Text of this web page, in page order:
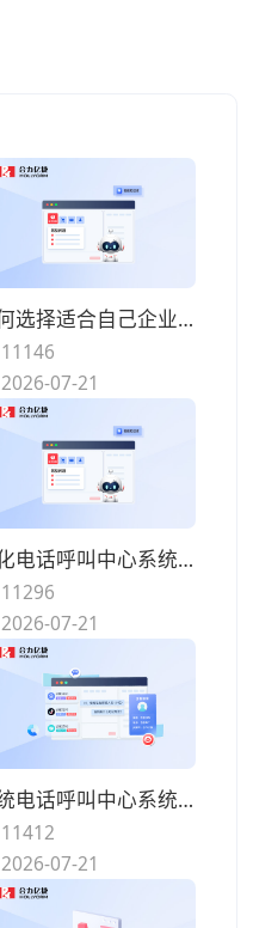
如何选择适合自己企业的电话呼叫中心系统？功能匹配与扩展性的权衡
11146
2026-07-21
云化电话呼叫中心系统有哪些优势？告别硬件束缚的灵活部署模式
11296
2026-07-21
传统电话呼叫中心系统面临哪些挑战？数字化转型的迫切性与路径
11412
2026-07-21